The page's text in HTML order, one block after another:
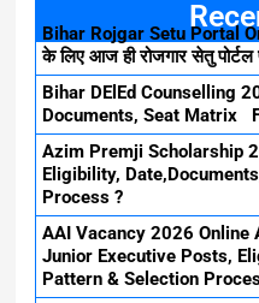
Bihar Rojgar Setu Portal
के लिए आज ही रोजगार सेतु
Bihar DElEd Counselling
Documents, Seat Matrix
Azim Premji Scholarship
Eligibility,
Process ?
AAI Vacancy 2026 Online
Junior Executive Posts,
Pattern & Selection